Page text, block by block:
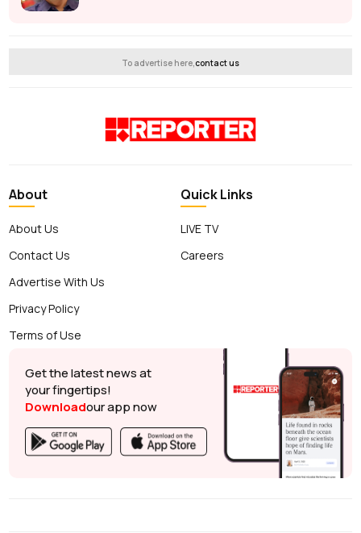
To advertise here,contact us
About
About Us
Contact Us
Advertise With Us
Privacy Policy
Terms of Use
Quick Links
LIVE TV
Careers
Get the latest news at
your fingertips!
Downloadour app now